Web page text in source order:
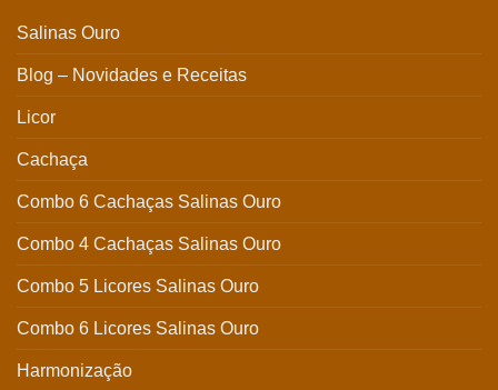
Salinas Ouro
Blog – Novidades e Receitas
Licor
Cachaça
Combo 6 Cachaças Salinas Ouro
Combo 4 Cachaças Salinas Ouro
Combo 5 Licores Salinas Ouro
Combo 6 Licores Salinas Ouro
Harmonização